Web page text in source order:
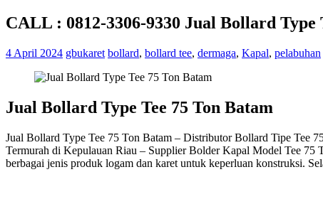
CALL : 0812-3306-9330 Jual Bollard Type
4 April 2024 gbukaret bollard, bollard tee, dermaga, Kapal, pelabuhan
Jual Bollard Type Tee 75 Ton Batam
Jual Bollard Type Tee 75 Ton Batam – Distributor Bollard Tipe Tee
Termurah di Kepulauan Riau – Supplier Bolder Kapal Model Tee 75
berbagai jenis produk logam dan karet untuk keperluan konstruksi.